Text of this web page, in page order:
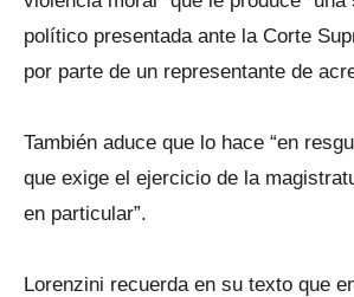
político presentada ante la Corte
por parte de un representante de
También aduce que lo hace “en
que exige el ejercicio de la
en particular”.
Lorenzini recuerda en su texto que